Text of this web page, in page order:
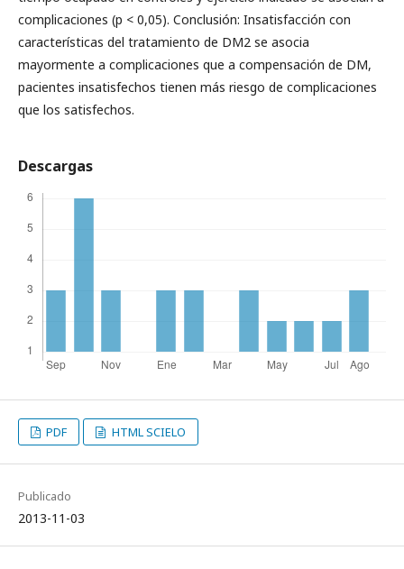
complicaciones (p < 0,05). Conclusión: Insatisfacción con
características del tratamiento de DM2 se asocia
mayormente a complicaciones que a compensación de DM,
pacientes insatisfechos tienen más riesgo de complicaciones
que los satisfechos.
Descargas
PDF HTML SCIELO
Publicado
2013-11-03